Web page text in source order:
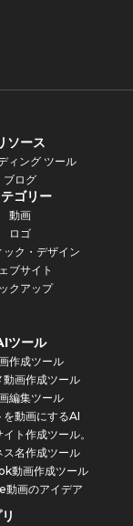
ソース
ィング ツール
ブログ
ゴリー
動画
ロゴ
ック・デザイン
ブサイト
クアップ
ツール
作成ツール
動画作成ツール
編集ツール
を動画にするAI
ト作成ツール。
ス名作成ツール
動画作成ツール
動画のアイデア